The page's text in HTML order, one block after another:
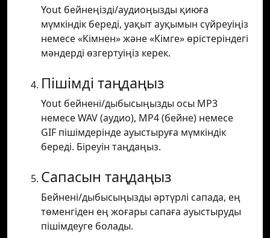
Yout бейнеңізді/аудиоңызды қиюға
мүмкіндік береді, уақыт ауқымын сүйреуіңіз
немесе «Кімнен» және «Кімге» өрістеріндегі
мәндерді өзгертуіңіз керек.
Пішімді таңдаңыз
Yout бейнені/дыбысыңызды осы MP3
немесе WAV (аудио), MP4 (бейне) немесе
GIF пішімдерінде ауыстыруға мүмкіндік
береді. Біреуін таңдаңыз.
Сапасын таңдаңыз
Бейнені/дыбысыңызды әртүрлі сапада, ең
төменгіден ең жоғары сапаға ауыстыруды
пішімдеуге болады.